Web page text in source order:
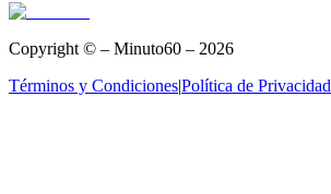
Copyright © – Minuto60 – 2026
Términos y Condiciones|Política de Privacidad